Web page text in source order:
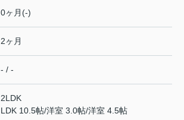
0ヶ月(-)
2ヶ月
- / -
2LDK
LDK 10.5帖/洋室 3.0帖/洋室 4.5帖